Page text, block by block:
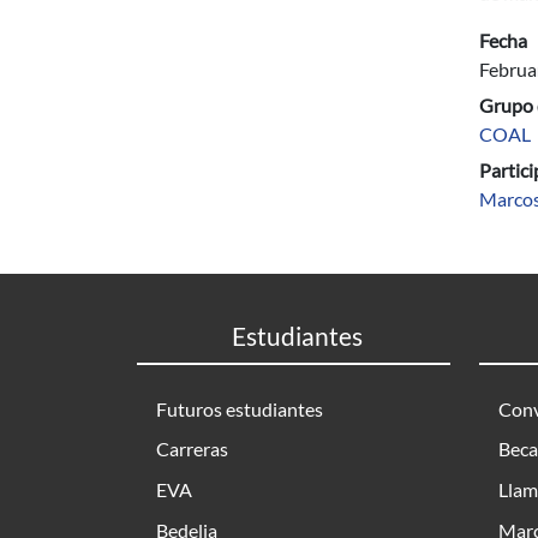
Fecha
Grupo
COAL
Estudiantes
Futuros estudiantes
Carreras
EVA
Bedelia